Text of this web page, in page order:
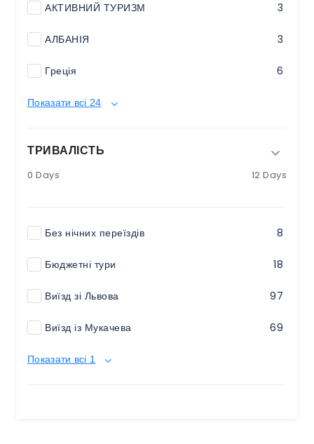
АКТИВНИЙ ТУРИЗМ 3
АЛБАНІЯ 3
Греція 6
Показати всі 24
ТРИВАЛІСТЬ
0 Days 12 Days
Без нічних переїздів 8
Бюджетні тури 18
Виїзд зі Львова 97
Виїзд із Мукачева 69
Показати всі 1